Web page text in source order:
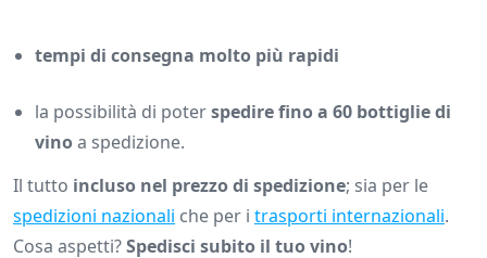
tempi di consegna molto più rapidi
la possibilità di poterspedire fino a 60 bottiglie di
vinoa spedizione.
Il tutto incluso nel prezzo di spedizione; sia per le
spedizioni nazionali che per i trasporti internazionali.
Cosa aspetti?Spedisci subito il tuo vino!